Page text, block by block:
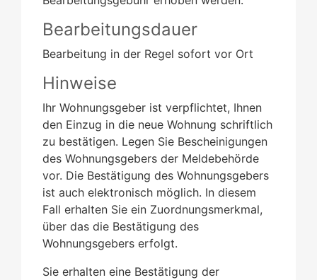
Bearbeitungsdauer
Bearbeitung in der Regel sofort vor Ort
Hinweise
Ihr Wohnungsgeber ist verpflichtet, Ihnen
den Einzug in die neue Wohnung schriftlich
zu bestätigen. Legen Sie Bescheinigungen
des Wohnungsgebers der Meldebehörde
vor. Die Bestätigung des Wohnungsgebers
ist auch elektronisch möglich. In diesem
Fall erhalten Sie ein Zuordnungsmerkmal,
über das die Bestätigung des
Wohnungsgebers erfolgt.
Sie erhalten eine Bestätigung der